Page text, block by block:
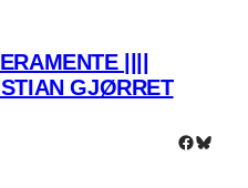
||||
GJØRRET